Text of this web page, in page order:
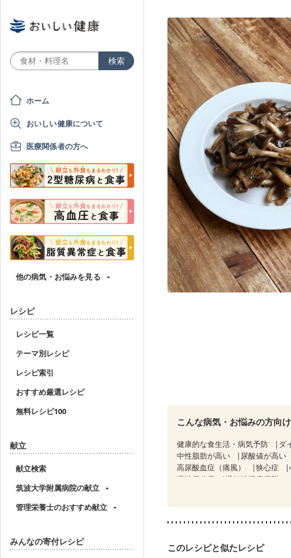
ホーム
おいしい健康について
医療関係者の方へ
他の病気・お悩みを見る
レシピ
レシピ一覧
テーマ別レシピ
レシピ索引
おすすめ厳選レシピ
無料レシピ100
献立
献立検索
筑波大学附属病院の献立
管理栄養士のおすすめ献立
みんなの寄付レシピ
こんな病気・お悩みの方向
健康的な食生活・病気予防 ダ
中性脂肪が高い
尿酸値が高い
高尿酸血症（痛風）
狭心症
慢性便秘症
過敏性腸症候群（
骨粗しょう症
関節リウマチ
このレシピと似たレシピ